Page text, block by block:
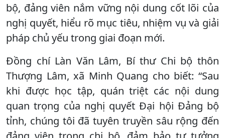
bộ, đảng viên nắm vững nội dung cốt lõi của
nghị quyết, hiểu rõ mục tiêu, nhiệm vụ và giải
pháp chủ yếu trong giai đoạn mới.
Đồng chí Làn Văn Lâm, Bí thư Chi bộ thôn
Thượng Lâm, xã Minh Quang cho biết: “Sau
khi được học tập, quán triệt các nội dung
quan trọng của nghị quyết Đại hội Đảng bộ
tỉnh, chúng tôi đã tuyên truyền sâu rộng đến